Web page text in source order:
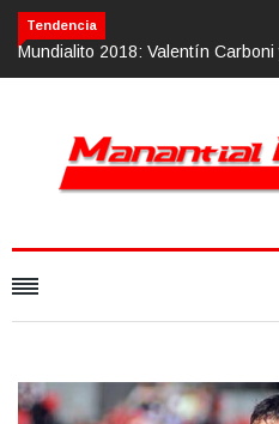
Tendencia
y una zurda mágicaCalvario